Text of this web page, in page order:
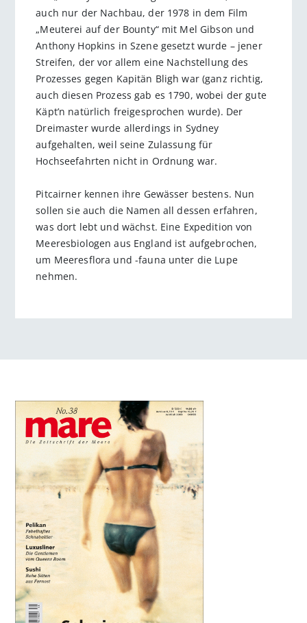
auch nur der Nachbau, der 1978 in dem Film
„Meuterei auf der Bounty“ mit Mel Gibson und
Anthony Hopkins in Szene gesetzt wurde – jener
Streifen, der vor allem eine Nachstellung des
Prozesses gegen Kapitän Bligh war (ganz richtig,
auch diesen Prozess gab es 1790, wobei der gute
Käpt’n natürlich freigesprochen wurde). Der
Dreimaster wurde allerdings in Sydney
aufgehalten, weil seine Zulassung für
Hochseefahrten nicht in Ordnung war.
Pitcairner kennen ihre Gewässer bestens. Nun
sollen sie auch die Namen all dessen erfahren,
was dort lebt und wächst. Eine Expedition von
Meeresbiologen aus England ist aufgebrochen,
um Meeresflora und -fauna unter die Lupe
nehmen.